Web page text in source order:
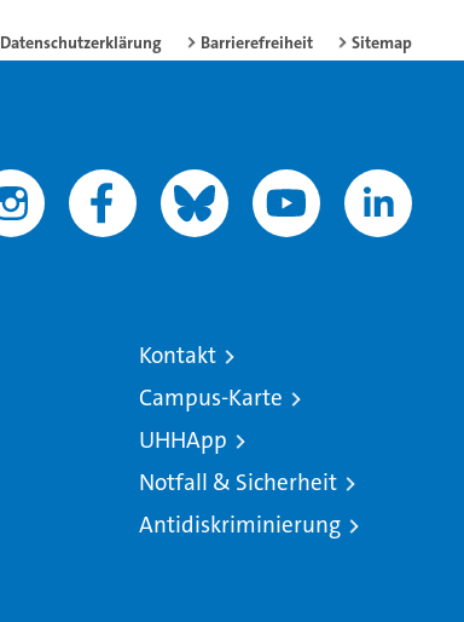
Datenschutzerklärung Barrierefreiheit Sitemap
Kontakt
Campus-Karte
UHHApp
Notfall & Sicherheit
Antidiskriminierung